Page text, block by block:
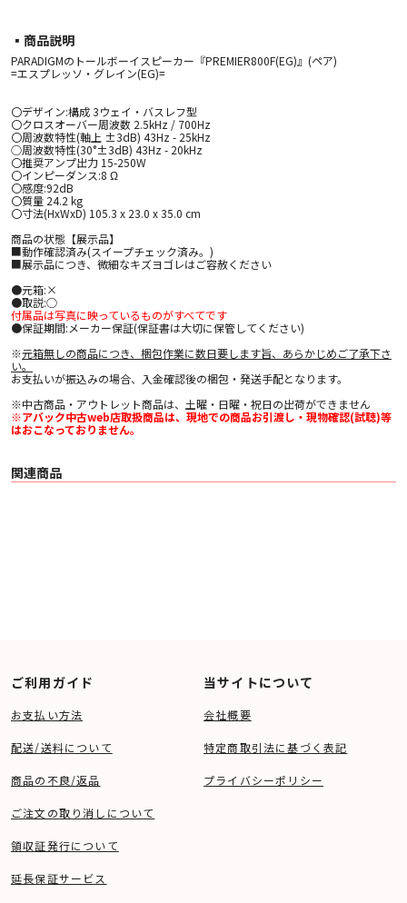
▪︎商品説明
PARADIGMのトールボーイスピーカー『PREMIER800F(EG)』(ペア)
=エスプレッソ・グレイン(EG)=
〇デザイン:構成 3ウェイ・バスレフ型
〇クロスオーバー周波数 2.5kHz / 700Hz
〇周波数特性(軸上 ±3dB) 43Hz - 25kHz
○周波数特性(30°±3dB) 43Hz - 20kHz
〇推奨アンプ出力 15-250W
〇インピーダンス:8 Ω
〇感度:92dB
〇質量 24.2 kg
〇寸法(HxWxD) 105.3 x 23.0 x 35.0 cm
商品の状態【展示品】
■動作確認済み(スイープチェック済み。)
■展示品につき、微細なキズヨゴレはご容赦ください
●元箱:×
●取説:○
付属品は写真に映っているものがすべてです
●保証期間:メーカー保証(保証書は大切に保管してください)
※元箱無しの商品につき、梱包作業に数日要します旨、あらかじめご了承下さ
い。
お支払いが振込みの場合、入金確認後の梱包・発送手配となります。
※中古商品・アウトレット商品は、土曜・日曜・祝日の出荷ができません
※アバック中古web店取扱商品は、現地での商品お引渡し・現物確認(試聴)等
はおこなっておりません。
関連商品
ご利用ガイド
お支払い方法
配送/送料について
商品の不良/返品
ご注文の取り消しについて
領収証発行について
延長保証サービス
当サイトについて
会社概要
特定商取引法に基づく表記
プライバシーポリシー